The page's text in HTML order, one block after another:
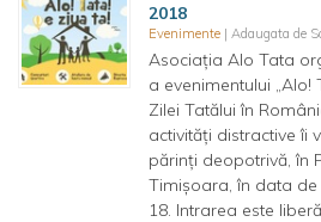
2018
Evenimente | Adaugata de
Asociația Alo Tata
a evenimentului „Alo!
Zilei Tatălui în
activități distractive îi
părinți deopotrivă, în
Timișoara, în data de
18. Intrarea este